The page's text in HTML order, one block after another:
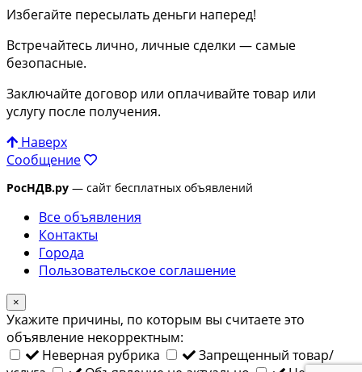
Избегайте пересылать деньги наперед!
Встречайтесь лично, личные сделки — самые
безопасные.
Заключайте договор или оплачивайте товар или
услугу после получения.
Наверх
Сообщение
РосНДВ.ру — сайт бесплатных объявлений
Все объявления
Контакты
Города
Пользовательское соглашение
×
Укажите причины, по которым вы считаете это
объявление некорректным:
Неверная рубрика
Запрещенный товар/